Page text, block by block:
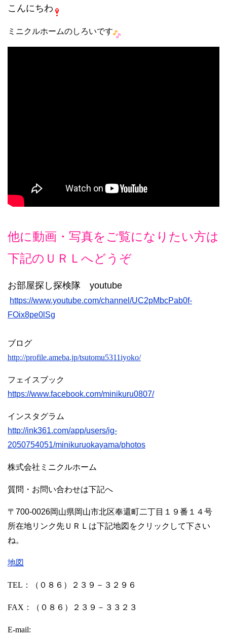
c
e
b
tt
er
h
at r
こんにちわ
ミニクルホームのしろいです
他に動画・写真をご覧になりたい方は
下記のＵＲＬへどうぞ
お部屋探し探検隊 youtube
https://www.youtube.com/channel/UC2pMbcPab0f-
FOix8pe0lSg
ブログ
http://profile.ameba.jp/tsutomu5311iyoko/
フェイスブック
https://www.facebook.com/minikuru0807/
インスタグラム
http://ink361.com/app/users/ig-
2050754051/minikuruokayama/photos
株式会社ミニクルホーム
質問・お問い合わせは下記へ
〒700-0026岡山県岡山市北区奉還町二丁目１９番１４号
所在地リンク先ＵＲＬは下記地図をクリックして下さい
ね。
地図
TEL ：（０８６）２３９－３２９６
FAX ：（０８６）２３９－３３２３
E-mail: